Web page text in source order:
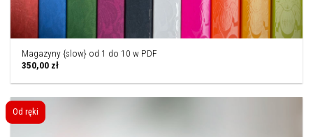
Magazyny {slow} od 1 do 10 w PDF
350,00 zł
Od ręki